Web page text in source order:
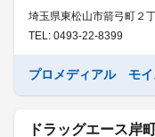
埼玉県東松山市箭弓町２
TEL: 0493-22-8399
プロメディアル モイ
ドラッグエース岸